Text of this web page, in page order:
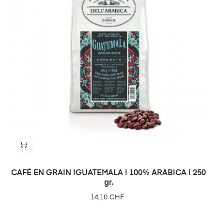
CAFÉ EN GRAIN |GUATEMALA | 100% ARABICA | 250
gr.
Prix
14,10 CHF